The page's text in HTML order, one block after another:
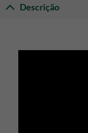
Descrição